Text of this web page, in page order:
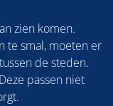
zien komen.
te smal, moeten er
de steden.
passen niet